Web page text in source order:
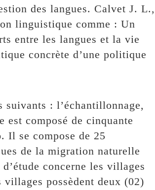
des langues. Calvet J. L.,
linguistique comme : Un
entre les langues et la vie
concrète d’une politique
: l’échantillonnage,
est composé de cinquante
Il se compose de 25
de la migration naturelle
concerne les villages
villages possèdent deux (02)